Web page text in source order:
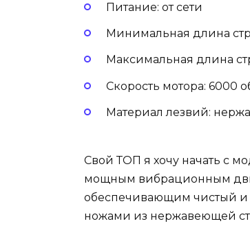
Питание: от сети
Минимальная длина
Максимальная длина
Скорость мотора: 6000
Материал лезвий:
Свой ТОП я хочу начать с
мощным вибрационным
обеспечивающим чистый и
ножами из нержавеющей